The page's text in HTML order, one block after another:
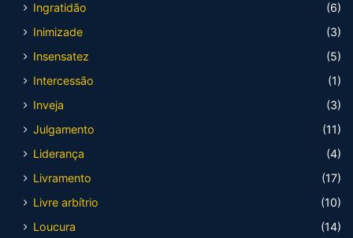
Ingratidão
(6)
Inimizade
(3)
Insensatez
(5)
Intercessão
(1)
Inveja
(3)
Julgamento
(11)
Liderança
(4)
Livramento
(17)
Livre arbítrio
(10)
Loucura
(14)